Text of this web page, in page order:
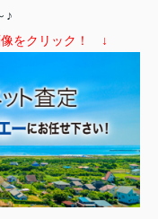
♪
をクリック！ ↓